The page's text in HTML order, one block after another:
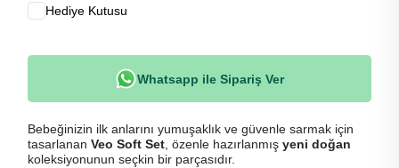
Hediye Kutusu
Whatsapp ile Sipariş Ver
Bebeğinizin ilk anlarını yumuşaklık ve güvenle sarmak için
tasarlanan Veo Soft Set, özenle hazırlanmış yeni doğan
koleksiyonunun seçkin bir parçasıdır.